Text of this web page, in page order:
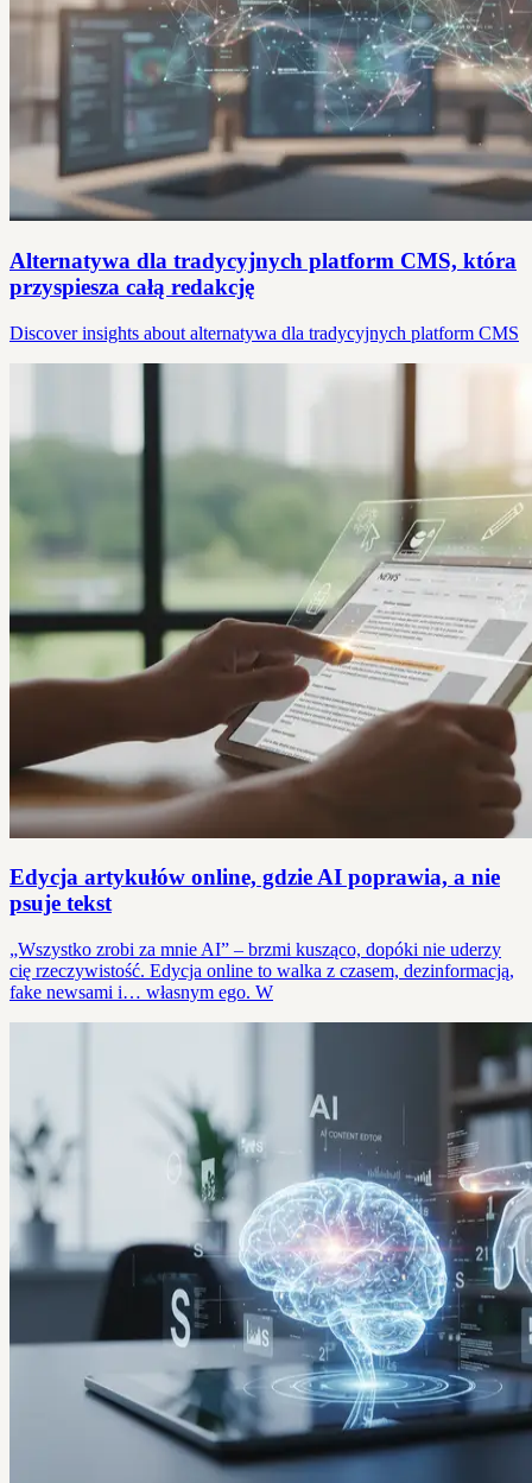
Alternatywa dla tradycyjnych platform CMS, która
przyspiesza całą redakcję
Discover insights about alternatywa dla tradycyjnych platform CMS
Edycja artykułów online, gdzie AI poprawia, a nie
psuje tekst
„Wszystko zrobi za mnie AI” – brzmi kusząco, dopóki nie uderzy
cię rzeczywistość. Edycja online to walka z czasem, dezinformacją,
fake newsami i… własnym ego. W